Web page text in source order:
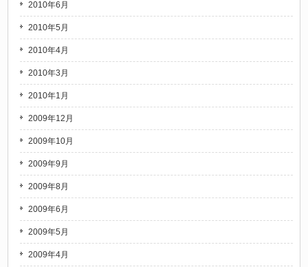
2010年6月
2010年5月
2010年4月
2010年3月
2010年1月
2009年12月
2009年10月
2009年9月
2009年8月
2009年6月
2009年5月
2009年4月